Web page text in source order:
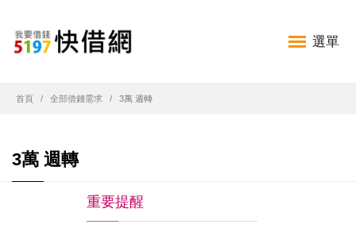
選單
首頁 全部借錢需求 3萬 週轉
3萬 週轉
重要提醒